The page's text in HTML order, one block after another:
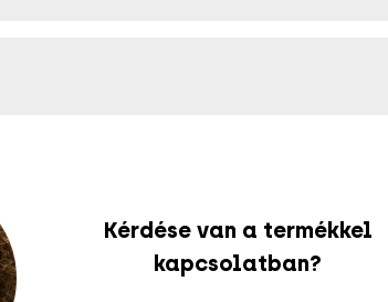
Kérdése van a termékkel
kapcsolatban?